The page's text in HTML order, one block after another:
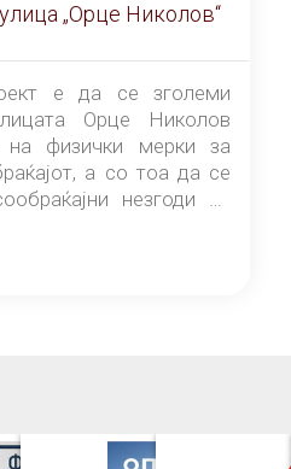
„Орце Николов“
е да се зголеми
Орце Николов
на физички мерки за
а со тоа да се
незгоди на